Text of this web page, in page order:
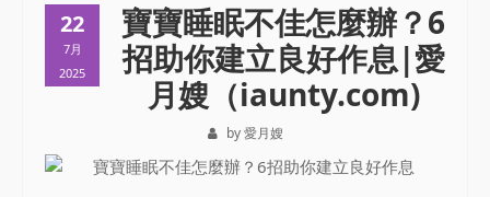
22
7月
2025
寶寶睡眠不佳怎麼辦？6
招助你建立良好作息|愛
月嫂（iaunty.com)
by 愛月嫂